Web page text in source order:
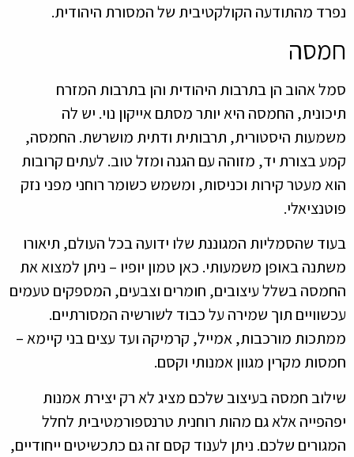
נפרד מהתודעה הקולקטיבית של המסורת היהודית.
חמסה
סמל אהוב הן בתרבות היהודית והן בתרבות המזרח
תיכונית, החמסה היא יותר מסתם אייקון נוי. יש לה
משמעות היסטורית, תרבותית ודתית מושרשת. החמסה,
קמע בצורת יד, מזוהה עם הגנה ומזל טוב. לעתים קרובות
הוא מעטר קירות וכניסות, ומשמש כשומר רוחני מפני נזק
פוטנציאלי.
בעוד שהסמליות המגוננת שלו ידועה בכל העולם, תיאורו
משתנה באופן משמעותי. כאן טמון יופיו – ניתן למצוא את
החמסה בשלל עיצובים, חומרים וצבעים, המספקים טעמים
עכשוויים תוך שמירה על כבוד לשורשיה המסורתיים.
ממתכות מורכבות, אמייל, קרמיקה ועד עצים בני קיימא –
חמסות מקרין מגוון אמנותי וקסם.
שילוב חמסה בעיצוב שלכם מציג לא רק יצירת אמנות
יפהפייה אלא גם מהות רוחנית טרנספורמטיבית לחלל
המגורים שלכם. ניתן לענוד קסם זה גם כתכשיטים ייחודיים,